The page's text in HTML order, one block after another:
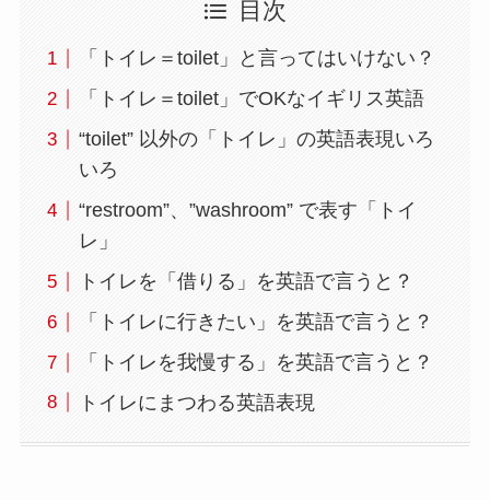
目次
「トイレ＝toilet」と言ってはいけない？
「トイレ＝toilet」でOKなイギリス英語
“toilet” 以外の「トイレ」の英語表現いろ
いろ
“restroom”、”washroom” で表す「トイ
レ」
トイレを「借りる」を英語で言うと？
「トイレに行きたい」を英語で言うと？
「トイレを我慢する」を英語で言うと？
トイレにまつわる英語表現